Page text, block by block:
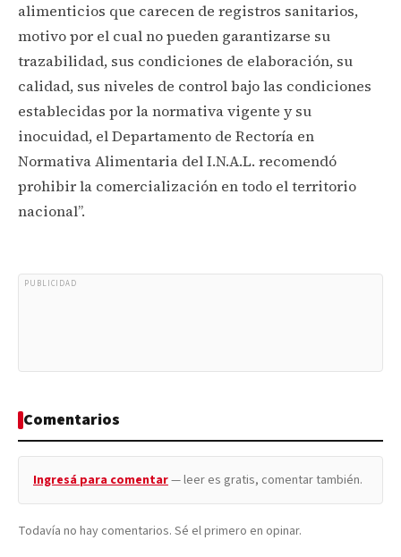
alimenticios que carecen de registros sanitarios,
motivo por el cual no pueden garantizarse su
trazabilidad, sus condiciones de elaboración, su
calidad, sus niveles de control bajo las condiciones
establecidas por la normativa vigente y su
inocuidad, el Departamento de Rectoría en
Normativa Alimentaria del I.N.A.L. recomendó
prohibir la comercialización en todo el territorio
nacional”.
PUBLICIDAD
Comentarios
Ingresá para comentar— leer es gratis, comentar también.
Todavía no hay comentarios. Sé el primero en opinar.